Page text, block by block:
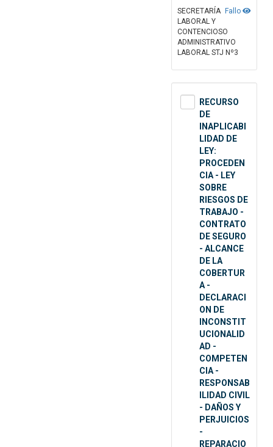
Fallo
SECRETARÍA
LABORAL Y
CONTENCIOSO
ADMINISTRATIVO
LABORAL STJ Nº3
RECURSO
DE
INAPLICABI
LIDAD DE
LEY:
PROCEDEN
CIA - LEY
SOBRE
RIESGOS DE
TRABAJO -
CONTRATO
DE SEGURO
- ALCANCE
DE LA
COBERTUR
A -
DECLARACI
ON DE
INCONSTIT
UCIONALID
AD -
COMPETEN
CIA -
RESPONSAB
ILIDAD CIVIL
- DAÑOS Y
PERJUICIOS
-
REPARACIO